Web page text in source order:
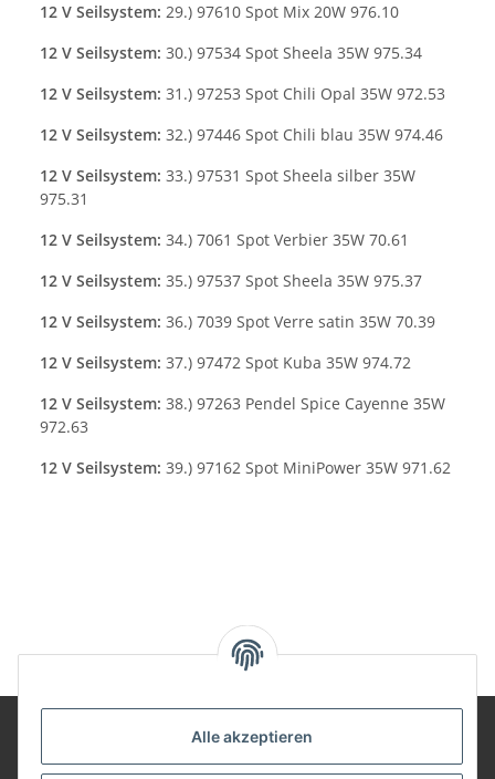
Alle akzeptieren
12 V Seilsystem: 29.) 97610 Spot Mix 20W 976.10
12 V Seilsystem: 30.) 97534 Spot Sheela 35W 975.34
12 V Seilsystem: 31.) 97253 Spot Chili Opal 35W 972.53
12 V Seilsystem: 32.) 97446 Spot Chili blau 35W 974.46
12 V Seilsystem: 33.) 97531 Spot Sheela silber 35W
975.31
12 V Seilsystem: 34.) 7061 Spot Verbier 35W 70.61
12 V Seilsystem: 35.) 97537 Spot Sheela 35W 975.37
12 V Seilsystem: 36.) 7039 Spot Verre satin 35W 70.39
12 V Seilsystem: 37.) 97472 Spot Kuba 35W 974.72
12 V Seilsystem: 38.) 97263 Pendel Spice Cayenne 35W
972.63
12 V Seilsystem: 39.) 97162 Spot MiniPower 35W 971.62